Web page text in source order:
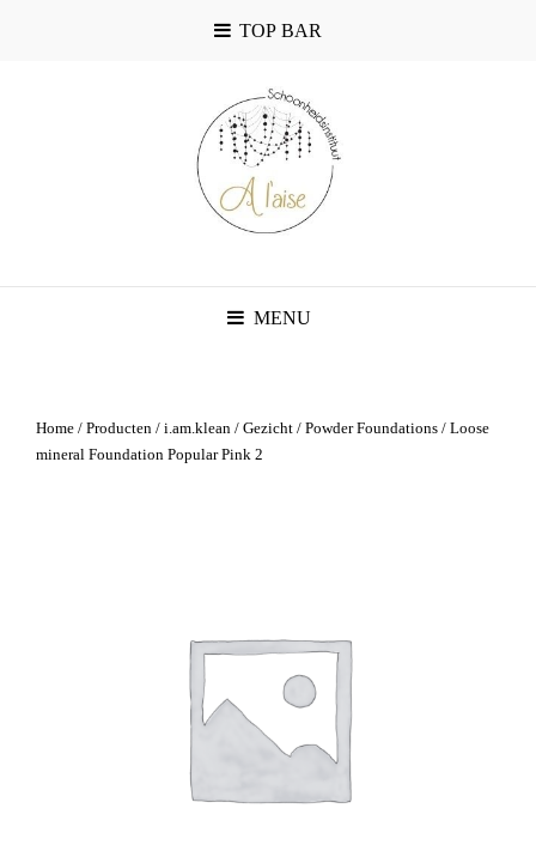
TOP BAR
MENU
Home / Producten / i.am.klean / Gezicht / Powder Foundations / Loose
mineral Foundation Popular Pink 2